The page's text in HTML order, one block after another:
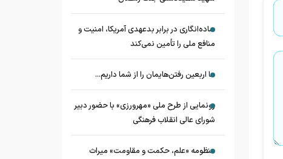
ساده‌انگاری در برابر بدعهدی آمریکا، امنیت و
منافع ملی را تأمین نمی‌کند
ما اربعین رفتن‌هایمان را از شما داریم...
رونمایی از طرح ملی «مهرورزی» با حضور دبیر
شورای عالی انقلاب فرهنگی
منظومه «علم، حکمت و مقاومت» میراث